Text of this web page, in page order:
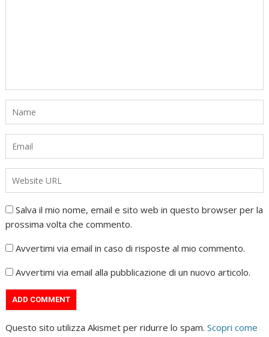
Salva il mio nome, email e sito web in questo browser per la
prossima volta che commento.
Avvertimi via email in caso di risposte al mio commento.
Avvertimi via email alla pubblicazione di un nuovo articolo.
Questo sito utilizza Akismet per ridurre lo spam.Scopri come